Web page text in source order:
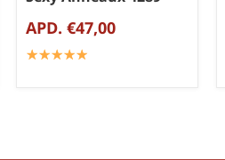
APD. €47,00
☆☆☆☆☆
★★★★★